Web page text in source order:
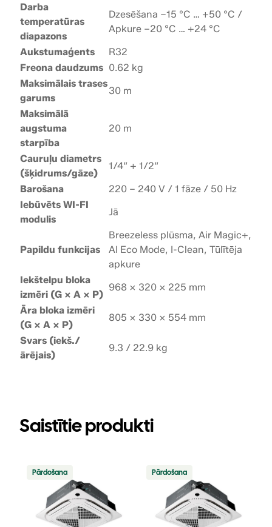
R
D
1
G
W
d
a
u
d
z
u
m
s
Darba
temperatūras
diapazons
Dzesēšana –15 °C … +50 °C /
Apkure –20 °C … +24 °C
Aukstumaģents
R32
Freona daudzums 0.62 kg
Maksimālais trases
garums
30 m
Maksimālā
augstuma
starpība
20 m
Cauruļu diametrs
(šķidrums/gāze)
1/4″ + 1/2″
Barošana
220 – 240 V / 1 fāze / 50 Hz
Iebūvēts WI-FI
modulis
Jā
Papildu funkcijas
Breezeless plūsma, Air Magic+,
AI Eco Mode, I-Clean, Tūlītēja
apkure
Iekštelpu bloka
izmēri (G × A × P)
968 × 320 × 225 mm
Āra bloka izmēri
(G × A × P)
805 × 330 × 554 mm
Svars (iekš./
ārējais)
9.3 / 22.9 kg
Saistītie produkti
PārdošanaPrecei
ir
atlaide
PārdošanaPrecei
ir
atlaide